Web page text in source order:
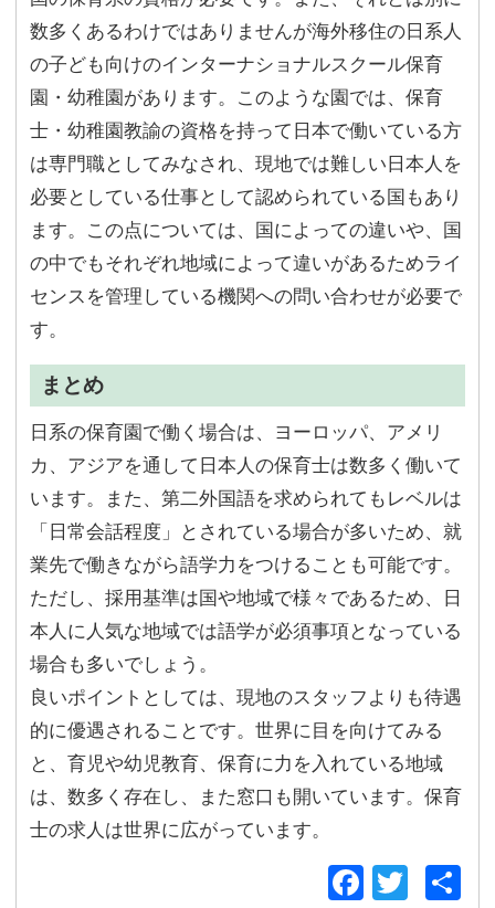
数多くあるわけではありませんが海外移住の日系人
の子ども向けのインターナショナルスクール保育
園・幼稚園があります。このような園では、保育
士・幼稚園教諭の資格を持って日本で働いている方
は専門職としてみなされ、現地では難しい日本人を
必要としている仕事として認められている国もあり
ます。この点については、国によっての違いや、国
の中でもそれぞれ地域によって違いがあるためライ
センスを管理している機関への問い合わせが必要で
す。
まとめ
日系の保育園で働く場合は、ヨーロッパ、アメリ
カ、アジアを通して日本人の保育士は数多く働いて
います。また、第二外国語を求められてもレベルは
「日常会話程度」とされている場合が多いため、就
業先で働きながら語学力をつけることも可能です。
ただし、採用基準は国や地域で様々であるため、日
本人に人気な地域では語学が必須事項となっている
場合も多いでしょう。
良いポイントとしては、現地のスタッフよりも待遇
的に優遇されることです。世界に目を向けてみる
と、育児や幼児教育、保育に力を入れている地域
は、数多く存在し、また窓口も開いています。保育
士の求人は世界に広がっています。
共